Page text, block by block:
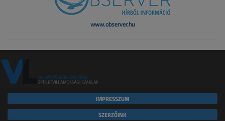
www.observer.hu
IMPRESSZUM
SZERZŐINK